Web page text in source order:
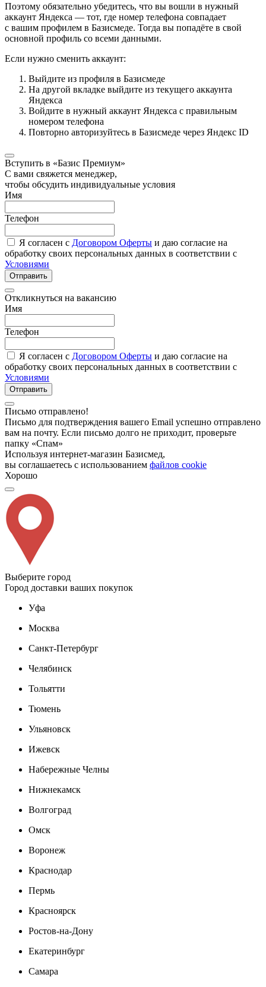
Поэтому обязательно убедитесь, что вы вошли в нужный
аккаунт Яндекса — тот, где номер телефона совпадает
с вашим профилем в Базисмеде. Тогда вы попадёте в свой
основной профиль со всеми данными.
Если нужно сменить аккаунт:
Выйдите из профиля в Базисмеде
На другой вкладке выйдите из текущего аккаунта
Яндекса
Войдите в нужный аккаунт Яндекса с правильным
номером телефона
Повторно авторизуйтесь в Базисмеде через Яндекс ID
Вступить в «Базис Премиум»
С вами свяжется менеджер,
чтобы обсудить индивидуальные условия
Имя
Телефон
Я согласен с Договором Оферты и даю согласие на
обработку своих персональных данных в соответствии с
Условиями
Отправить
Откликнуться на вакансию
Имя
Телефон
Я согласен с Договором Оферты и даю согласие на
обработку своих персональных данных в соответствии с
Условиями
Отправить
Письмо отправлено!
Письмо для подтверждения вашего Email успешно отправлено
вам на почту. Если письмо долго не приходит, проверьте
папку «Спам»
Используя интернет-магазин Базисмед,
вы соглашаетесь с использованием файлов cookie
Хорошо
Выберите город
Город доставки ваших покупок
Уфа
Москва
Санкт-Петербург
Челябинск
Тольятти
Тюмень
Ульяновск
Ижевск
Набережные Челны
Нижнекамск
Волгоград
Омск
Воронеж
Краснодар
Пермь
Красноярск
Ростов-на-Дону
Екатеринбург
Самара